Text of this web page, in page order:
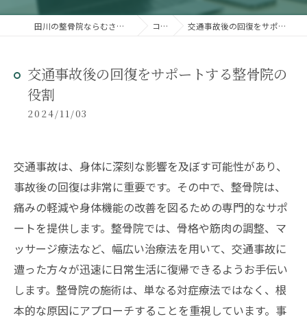
田川の整骨院ならむさし鍼灸整骨院 田川院 コラム 交通事故後の回復をサポートする整骨院の役割
交通事故後の回復をサポートする整骨院の
役割
2024/11/03
交通事故は、身体に深刻な影響を及ぼす可能性があり、
事故後の回復は非常に重要です。その中で、整骨院は、
痛みの軽減や身体機能の改善を図るための専門的なサポ
ートを提供します。整骨院では、骨格や筋肉の調整、マ
ッサージ療法など、幅広い治療法を用いて、交通事故に
遭った方々が迅速に日常生活に復帰できるようお手伝い
します。整骨院の施術は、単なる対症療法ではなく、根
本的な原因にアプローチすることを重視しています。事